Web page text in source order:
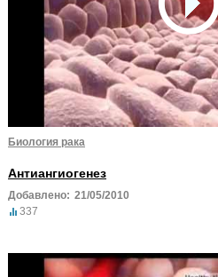
Биология рака
Антиангиогенез
Добавлено: 21/05/2010
337